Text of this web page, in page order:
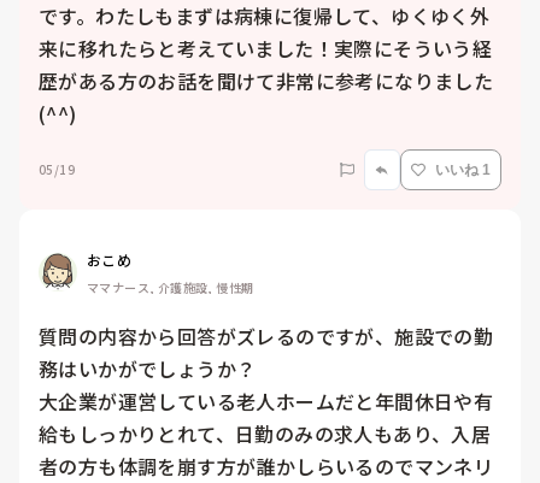
です。わたしもまずは病棟に復帰して、ゆくゆく外
来に移れたらと考えていました！実際にそういう経
歴がある方のお話を聞けて非常に参考になりました
(^^)
05/19 いいね 1
おこめ
ママナース, 介護施設, 慢性期
質問の内容から回答がズレるのですが、施設での勤
務はいかがでしょうか？
大企業が運営している老人ホームだと年間休日や有
給もしっかりとれて、日勤のみの求人もあり、入居
者の方も体調を崩す方が誰かしらいるのでマンネリ